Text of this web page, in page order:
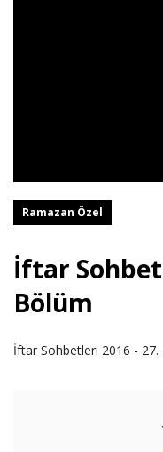
Ramazan Özel
İftar
Bölüm
İftar Sohbetleri 2016 - 27.